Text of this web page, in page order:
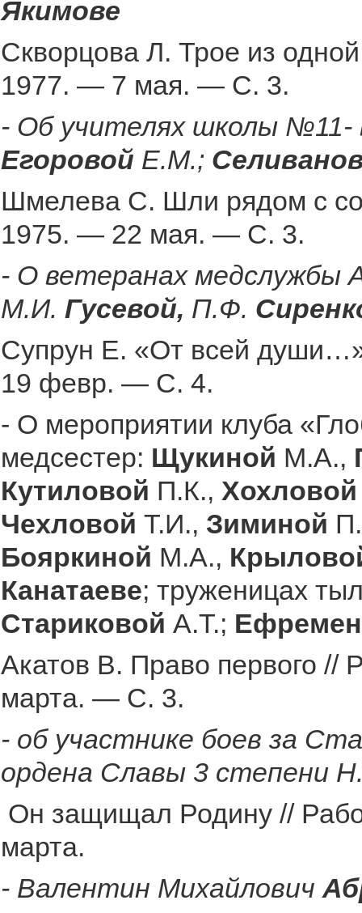
Якимове
Скворцова Л. Трое из
1977. — 7 мая. — С. 3.
- Об учителях школы №11-
Егоровой Е.М.;
Шмелева С. Шли рядом с
1975. — 22 мая. — С. 3.
- О ветеранах медслужбы
М.И. Гусевой, П.Ф.
Супрун Е. «От всей
19 февр. — С. 4.
- О мероприятии клуба
медсестер: Щукиной М.А.,
Кутиловой П.К., Хохловой
Чехловой Т.И., Зиминой
Бояркиной М.А.,
Канатаеве; труженицах
Стариковой А.Т.;
Акатов В. Право первого
марта. — С. 3.
- об участнике боев за
ордена Славы 3 степени
Он защищал Родину //
марта.
- Валентин Михайлович